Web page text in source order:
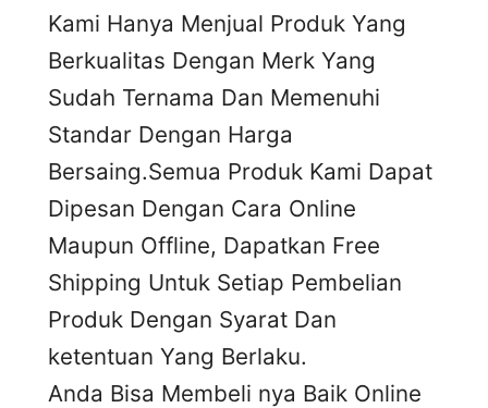
Kami Hanya Menjual Produk Yang
Berkualitas Dengan Merk Yang
Sudah Ternama Dan Memenuhi
Standar Dengan Harga
Bersaing.Semua Produk Kami Dapat
Dipesan Dengan Cara Online
Maupun Offline, Dapatkan Free
Shipping Untuk Setiap Pembelian
Produk Dengan Syarat Dan
ketentuan Yang Berlaku.
Anda Bisa Membeli nya Baik Online